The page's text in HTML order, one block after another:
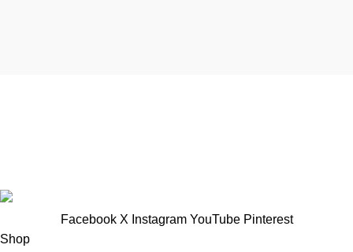
Facebook X Instagram YouTube Pinterest
Shop